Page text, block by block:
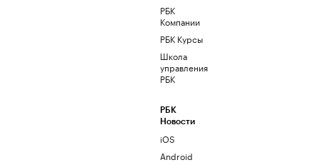
РБК
Компании
РБК Курсы
Школа
управления
РБК
РБК
Новости
iOS
Android